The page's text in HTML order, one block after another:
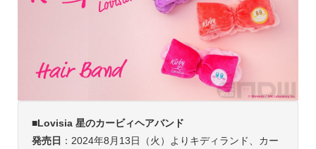
■Lovisia 星のカービィヘアバンド
発売日 ：2024年8月13日（火）よりキディランド、カー